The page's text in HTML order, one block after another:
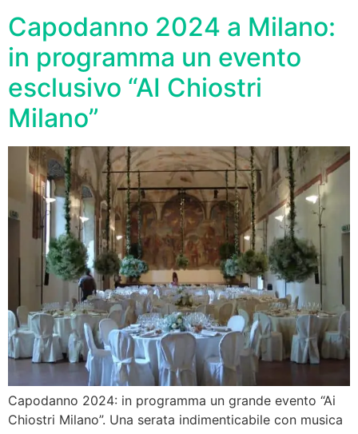
Capodanno 2024 a Milano:
in programma un evento
esclusivo “AI Chiostri
Milano”
Capodanno 2024: in programma un grande evento “Ai
Chiostri Milano”. Una serata indimenticabile con musica